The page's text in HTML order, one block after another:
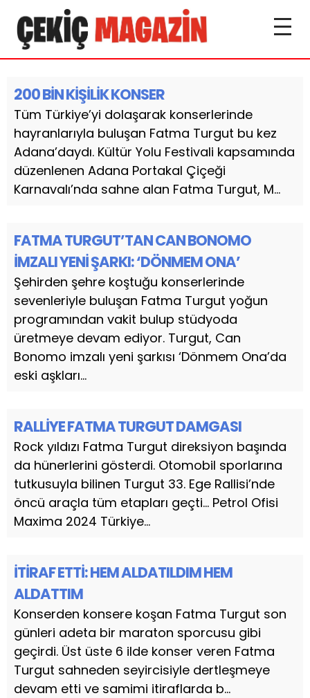
200 BİN KİŞİLİK KONSER
Tüm Türkiye’yi dolaşarak konserlerinde
hayranlarıyla buluşan Fatma Turgut bu kez
Adana’daydı. Kültür Yolu Festivali kapsamında
düzenlenen Adana Portakal Çiçeği
Karnavalı’nda sahne alan Fatma Turgut, M...
FATMA TURGUT’TAN CAN BONOMO
İMZALI YENİ ŞARKI: ‘DÖNMEM ONA’
Şehirden şehre koştuğu konserlerinde
sevenleriyle buluşan Fatma Turgut yoğun
programından vakit bulup stüdyoda
üretmeye devam ediyor. Turgut, Can
Bonomo imzalı yeni şarkısı ‘Dönmem Ona’da
eski aşkları...
RALLİYE FATMA TURGUT DAMGASI
Rock yıldızı Fatma Turgut direksiyon başında
da hünerlerini gösterdi. Otomobil sporlarına
tutkusuyla bilinen Turgut 33. Ege Rallisi’nde
öncü araçla tüm etapları geçti… Petrol Ofisi
Maxima 2024 Türkiye...
İTİRAF ETTİ: HEM ALDATILDIM HEM
ALDATTIM
Konserden konsere koşan Fatma Turgut son
günleri adeta bir maraton sporcusu gibi
geçirdi. Üst üste 6 ilde konser veren Fatma
Turgut sahneden seyircisiyle dertleşmeye
devam etti ve samimi itiraflarda b...